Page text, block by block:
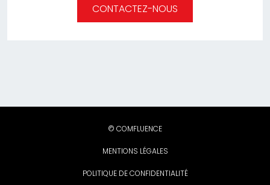
CONTACTEZ-NOUS
© COMFLUENCE
MENTIONS LÉGALES
POLITIQUE DE CONFIDENTIALITÉ